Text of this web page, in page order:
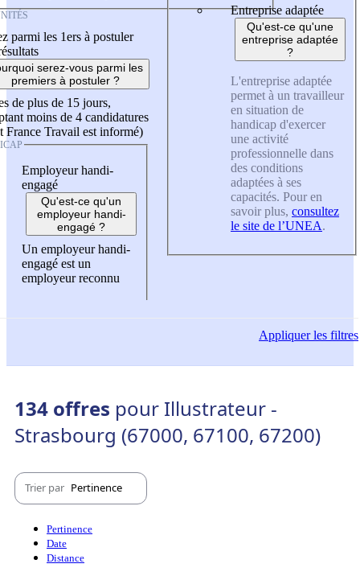
parmi les 1ers à postuler
serez-vous parmi les
premiers à postuler ?
de plus de 15 jours,
moins de 4 candidatures
France Travail est informé)
Employeur handi-
engagé
Qu'est-ce qu'un
employeur handi-
engagé ?
Un employeur handi-
engagé est un
employeur reconnu
Entreprise adaptée
Qu'est-ce qu'une
entreprise adaptée
?
L'entreprise adaptée
permet à un travailleur
en situation de
handicap d'exercer
une activité
professionnelle dans
des conditions
adaptées à ses
capacités. Pour en
savoir plus, consultez
le site de l’UNEA.
Appliquerles filtres
134 offres pour Illustrateur -
Strasbourg (67000, 67100, 67200)
Trier par Pertinence
Pertinence
Date
Distance